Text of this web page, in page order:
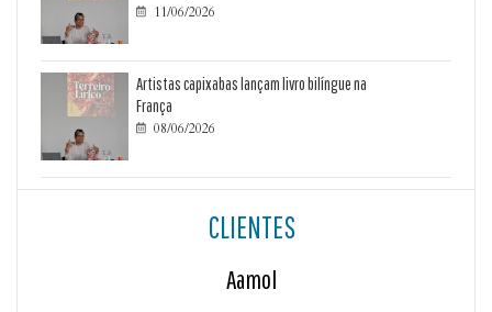
 11/06/2026
Artistas capixabas lançam livro bilíngue na
França
 08/06/2026
CLIENTES
Aamol